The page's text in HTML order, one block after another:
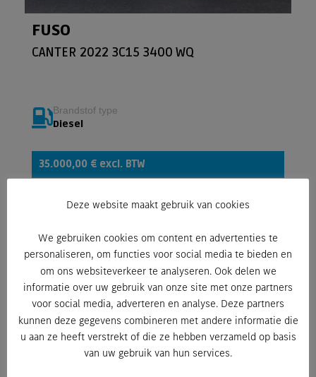
FUSO
CANTER 2022 3C15 3400 WQ
Brandstof type
Diesel
35.000,00 € excl. BTW
Overzicht
Dossiernummer
Beschrijving
Deze website maakt gebruik van cookies
We gebruiken cookies om content en advertenties te
personaliseren, om functies voor social media te bieden en
om ons websiteverkeer te analyseren. Ook delen we
informatie over uw gebruik van onze site met onze partners
voor social media, adverteren en analyse. Deze partners
kunnen deze gegevens combineren met andere informatie die
u aan ze heeft verstrekt of die ze hebben verzameld op basis
van uw gebruik van hun services.